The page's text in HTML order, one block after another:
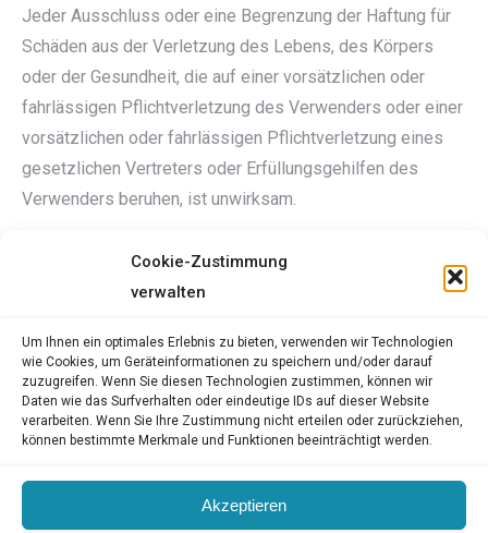
Cookie-Zustimmung
verwalten
Um Ihnen ein optimales Erlebnis zu bieten, verwenden wir Technologien
wie Cookies, um Geräteinformationen zu speichern und/oder darauf
zuzugreifen. Wenn Sie diesen Technologien zustimmen, können wir
Daten wie das Surfverhalten oder eindeutige IDs auf dieser Website
verarbeiten. Wenn Sie Ihre Zustimmung nicht erteilen oder zurückziehen,
können bestimmte Merkmale und Funktionen beeinträchtigt werden.
Akzeptieren
Jeder Ausschluss oder eine Begrenzung der Haftung für
Schäden aus der Verletzung des Lebens, des Körpers
oder der Gesundheit, die auf einer vorsätzlichen oder
fahrlässigen Pflichtverletzung des Verwenders oder einer
vorsätzlichen oder fahrlässigen Pflichtverletzung eines
gesetzlichen Vertreters oder Erfüllungsgehilfen des
Verwenders beruhen, ist unwirksam.
Impressum
AGB
Datenschutzerklärung